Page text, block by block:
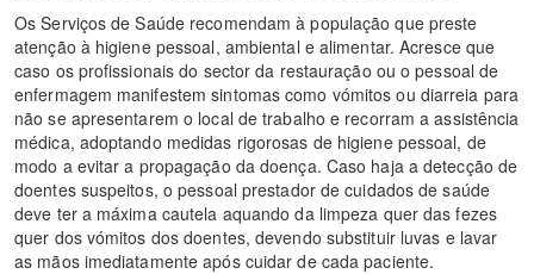
Os Serviços de Saúde recomendam à população que preste
atenção à higiene pessoal, ambiental e alimentar. Acresce que
caso os profissionais do sector da restauração ou o pessoal de
enfermagem manifestem sintomas como vómitos ou diarreia para
não se apresentarem o local de trabalho e recorram a assistência
médica, adoptando medidas rigorosas de higiene pessoal, de
modo a evitar a propagação da doença. Caso haja a detecção de
doentes suspeitos, o pessoal prestador de cuidados de saúde
deve ter a máxima cautela aquando da limpeza quer das fezes
quer dos vómitos dos doentes, devendo substituir luvas e lavar
as mãos imediatamente após cuidar de cada paciente.